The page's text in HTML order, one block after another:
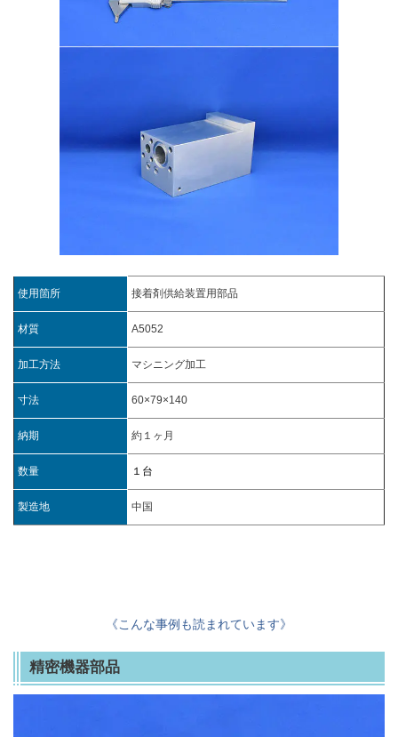
使用箇所 接着剤供給装置用部品
材質 A5052
加工方法 マシニング加工
寸法 60×79×140
納期 約１ヶ月
数量 １台
製造地 中国
《こんな事例も読まれています》
精密機器部品